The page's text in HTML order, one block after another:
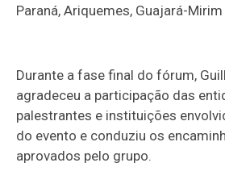
Paraná, Ariquemes, Guajará-Mirim
Durante a fase final do fórum,
agradeceu a participação das
palestrantes e instituições
do evento e conduziu os
aprovados pelo grupo.